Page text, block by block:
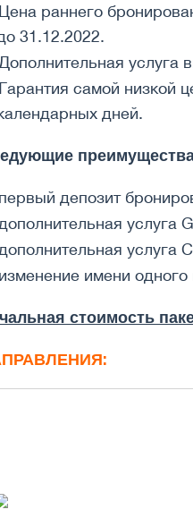
Цена раннего
31.12.2022.
Дополнительная услуга
Гарантия самой низкой
дней.
первый депозит
услуга
изменение имени
стоимость